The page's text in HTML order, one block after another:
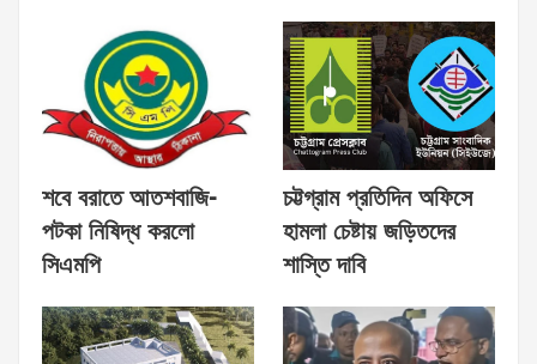
শবে বরাতে আতশবাজি-
পটকা নিষিদ্ধ করলো
সিএমপি
চট্টগ্রাম প্রতিদিন অফিসে
হামলা চেষ্টায় জড়িতদের
শাস্তি দাবি